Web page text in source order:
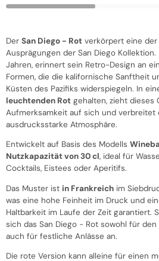
Der San Diego - Rot verkörpert eine
Ausprägungen der San Diego
Jahren, erinnert sein Retro-Design an
Formen, die die kalifornische Sanftheit
Küsten des Pazifiks widerspiegeln. In
leuchtenden Rot gehalten, zieht dieses
Aufmerksamkeit auf sich und verbreitet
ausdrucksstarke Atmosphäre.
Entwickelt auf Basis des Modells
Nutzkapazität von 30 cl, ideal für
Cocktails, Eistees oder Aperitifs.
Das Muster ist in Frankreich im
was eine hohe Feinheit im Druck und
Haltbarkeit im Laufe der Zeit garantiert.
sich das San Diego - Rot sowohl für
auch für festliche Anlässe an.
Die rote Version kann alleine für einen